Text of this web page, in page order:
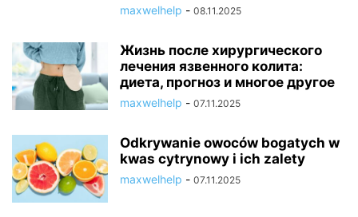
maxwelhelp - 08.11.2025
Жизнь после хирургического
лечения язвенного колита:
диета, прогноз и многое другое
maxwelhelp - 07.11.2025
Odkrywanie owoców bogatych w
kwas cytrynowy i ich zalety
maxwelhelp - 07.11.2025